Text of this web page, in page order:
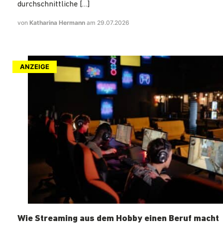
durchschnittliche […]
von Katharina Hermann am 29.07.2026
ANZEIGE
Wie Streaming aus dem Hobby einen Beruf macht